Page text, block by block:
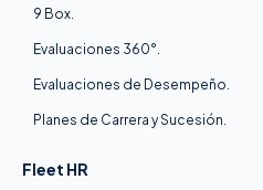
9 Box.
Evaluaciones 360°.
Evaluaciones de Desempeño.
Planes de Carrera y Sucesión.
Fleet HR